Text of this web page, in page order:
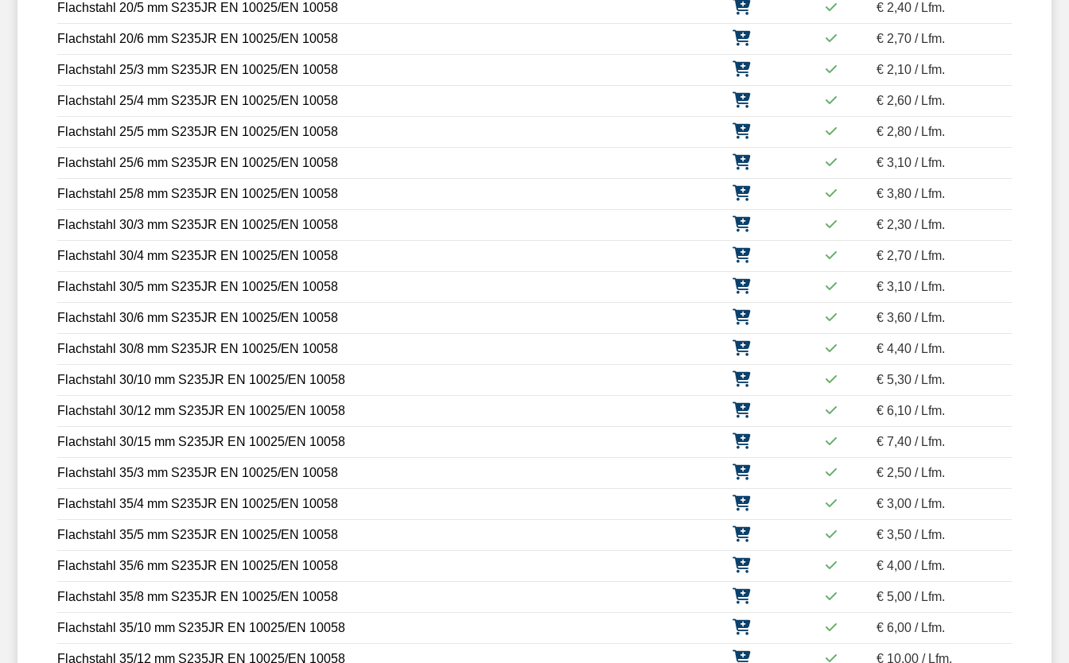
Flachstahl 20/5 mm S235JR EN 10025/EN 10058 € 2,40 / Lfm.
Flachstahl 20/6 mm S235JR EN 10025/EN 10058 € 2,70 / Lfm.
Flachstahl 25/3 mm S235JR EN 10025/EN 10058 € 2,10 / Lfm.
Flachstahl 25/4 mm S235JR EN 10025/EN 10058 € 2,60 / Lfm.
Flachstahl 25/5 mm S235JR EN 10025/EN 10058 € 2,80 / Lfm.
Flachstahl 25/6 mm S235JR EN 10025/EN 10058 € 3,10 / Lfm.
Flachstahl 25/8 mm S235JR EN 10025/EN 10058 € 3,80 / Lfm.
Flachstahl 30/3 mm S235JR EN 10025/EN 10058 € 2,30 / Lfm.
Flachstahl 30/4 mm S235JR EN 10025/EN 10058 € 2,70 / Lfm.
Flachstahl 30/5 mm S235JR EN 10025/EN 10058 € 3,10 / Lfm.
Flachstahl 30/6 mm S235JR EN 10025/EN 10058 € 3,60 / Lfm.
Flachstahl 30/8 mm S235JR EN 10025/EN 10058 € 4,40 / Lfm.
Flachstahl 30/10 mm S235JR EN 10025/EN 10058 € 5,30 / Lfm.
Flachstahl 30/12 mm S235JR EN 10025/EN 10058 € 6,10 / Lfm.
Flachstahl 30/15 mm S235JR EN 10025/EN 10058 € 7,40 / Lfm.
Flachstahl 35/3 mm S235JR EN 10025/EN 10058 € 2,50 / Lfm.
Flachstahl 35/4 mm S235JR EN 10025/EN 10058 € 3,00 / Lfm.
Flachstahl 35/5 mm S235JR EN 10025/EN 10058 € 3,50 / Lfm.
Flachstahl 35/6 mm S235JR EN 10025/EN 10058 € 4,00 / Lfm.
Flachstahl 35/8 mm S235JR EN 10025/EN 10058 € 5,00 / Lfm.
Flachstahl 35/10 mm S235JR EN 10025/EN 10058 € 6,00 / Lfm.
Flachstahl 35/12 mm S235JR EN 10025/EN 10058 € 10,00 / Lfm.